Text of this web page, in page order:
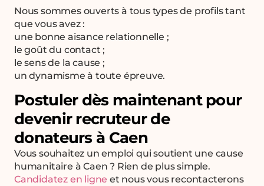
Nous sommes ouverts à tous types de profils tant
que vous avez :
une bonne aisance relationnelle ;
le goût du contact ;
le sens de la cause ;
un dynamisme à toute épreuve.
Postuler dès maintenant pour
devenir recruteur de
donateurs à Caen
Vous souhaitez un emploi qui soutient une cause
humanitaire à Caen ? Rien de plus simple.
Candidatez en ligne et nous vous recontacterons